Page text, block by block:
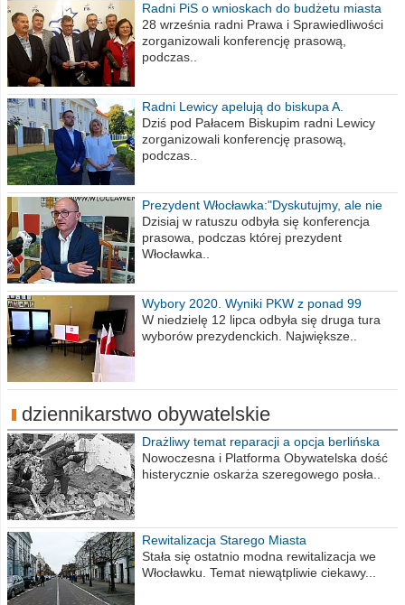
Radni PiS o wnioskach do budżetu miasta
na 2021 rok
28 września radni Prawa i Sprawiedliwości
zorganizowali konferencję prasową,
podczas..
Radni Lewicy apelują do biskupa A.
Wiesława Meringa
Dziś pod Pałacem Biskupim radni Lewicy
zorganizowali konferencję prasową,
podczas..
Prezydent Włocławka:"Dyskutujmy, ale nie
obrażajmy się”
Dzisiaj w ratuszu odbyła się konferencja
prasowa, podczas której prezydent
Włocławka..
Wybory 2020. Wyniki PKW z ponad 99
procent obwodów
W niedzielę 12 lipca odbyła się druga tura
wyborów prezydenckich. Największe..
dziennikarstwo obywatelskie
Drażliwy temat reparacji a opcja berlińska
Nowoczesna i Platforma Obywatelska dość
histerycznie oskarża szeregowego posła..
Rewitalizacja Starego Miasta
Stała się ostatnio modna rewitalizacja we
Włocławku. Temat niewątpliwie ciekawy...